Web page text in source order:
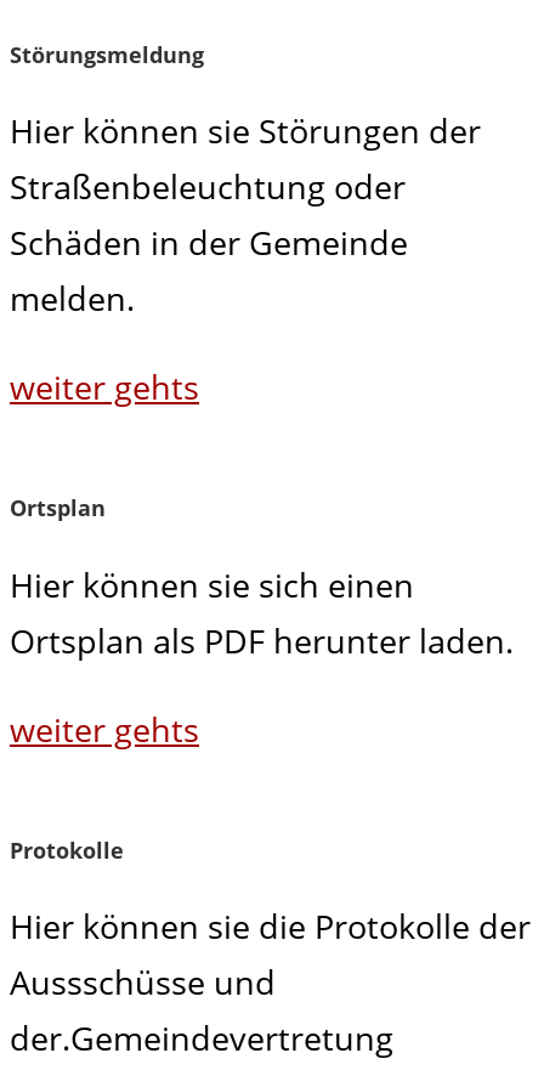
Störungsmeldung
Hier können sie Störungen der
Straßenbeleuchtung oder
Schäden in der Gemeinde
melden.
weiter gehts
Ortsplan
Hier können sie sich einen
Ortsplan als PDF herunter laden.
weiter gehts
Protokolle
Hier können sie die Protokolle der
Aussschüsse und
der.Gemeindevertretung